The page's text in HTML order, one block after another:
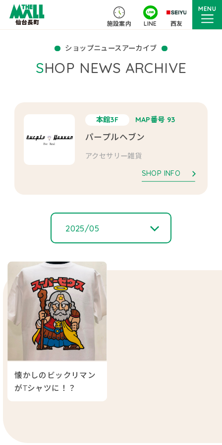
施設案内 LINE 西友
MENU
ショップニュースアーカイブ
SHOP NEWS ARCHIVE
本館3F MAP番号 93
パープルヘブン
アクセサリー雑貨
SHOP INFO
2025/05
2026/ 06
2026/ 05
2026/ 04
2026/ 02
2026/ 01
懐かしのビックリマン
がTシャツに！？